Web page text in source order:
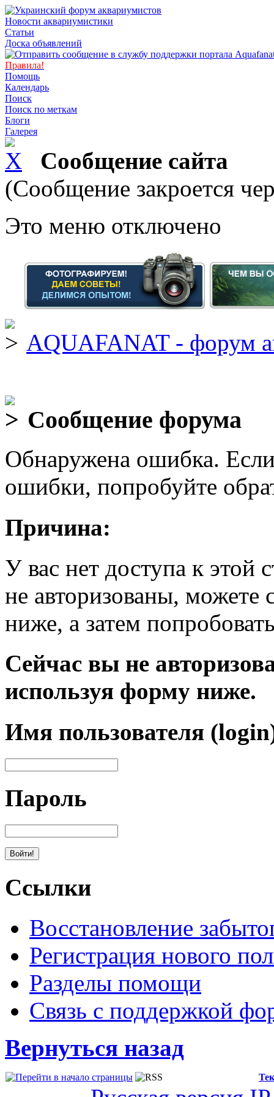
Новости аквариумистики
Статьи
Доска объявлений
Правила!
Помощь
Календарь
Поиск
Поиск по меткам
Блоги
Галерея
Сообщение сайта
(Сообщение закроется
Это меню отключено
AQUAFANAT - форум
Сообщение форума
Обнаружена ошибка.
ошибки, попробуйте
Причина:
У вас нет доступа к
не авторизованы, можете
ниже, а затем
Сейчас вы не
используя форму ниже.
Имя пользователя
Пароль
Ссылки
Восстановление
Регистрация нового
Разделы помощи
Связь с поддержкой
Вернуться назад